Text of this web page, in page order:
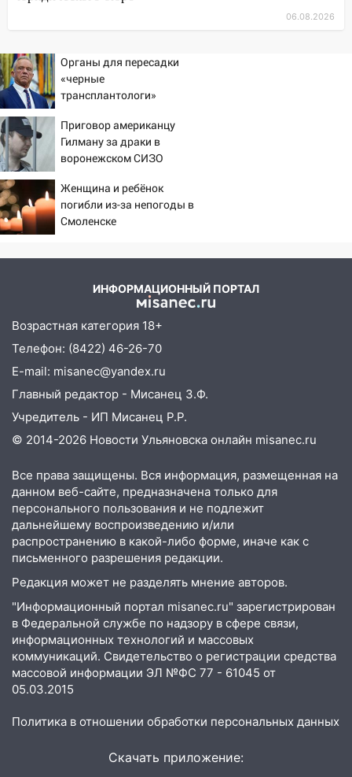
10:00
В Старомайнском районе утонул
51-летний мужчина
09:50
В Ульяновске черный коршун
застрял в тепловозе
09:44
Ульяновские спасатели помогли
юному велосипедисту на улице
Чернышевского
08:21
В Ульяновск идет
тридцатиградусная жара: какая будет
06:00 Четыре года борьбы: ульяновские
за плесень на стенах
Кому 6 августа звезды сулят
прибыль, а кому — испытания на
прочность
05.08.2026
22:58 Соцсети: на проспекте Тюленева
ДТП с мотоциклистом
20:22 Мошенники обманули 92-летнюю
жительницу Ульяновской области
19:14
Житель Ульяновской области
подвез троих незнакомцев на трассе и
заработал уголовное дело
18:14 Прогноз погоды на 6 августа в
Ульяновской области
18:00 Мотофристайл, рок и силовой
большой фестиваль «Наше время»
Где есть бензин в Ульяновске 5
06.08.2026
Органы для пересадки
«черные
трансплантологи»
пациентов
Приговор американцу
Гилману за драки в
воронежском СИЗО
Новости на Вести.ru
Женщина и ребёнок
погибли из-за непогоды в
Смоленске
ИНФОРМАЦИОННЫЙ ПОРТАЛ
Возрастная категория 18+
Телефон: (8422) 46-26-70
E-mail: misanec@yandex.ru
Главный редактор - Мисанец З.Ф.
Учредитель - ИП Мисанец Р.Р.
© 2014-2026 Новости Ульяновска онлайн misanec.ru
Все права защищены. Вся информация, размещенная на
данном веб-сайте, предназначена только для
персонального пользования и не подлежит
дальнейшему воспроизведению и/или
распространению в какой-либо форме, иначе как с
письменного разрешения редакции.
Редакция может не разделять мнение авторов.
"Информационный портал misanec.ru" зарегистрирован
в Федеральной службе по надзору в сфере связи,
информационных технологий и массовых
коммуникаций. Свидетельство о регистрации средства
массовой информации ЭЛ №ФС 77 - 61045 от
05.03.2015
Политика в отношении обработки персональных данных
Скачать приложение: